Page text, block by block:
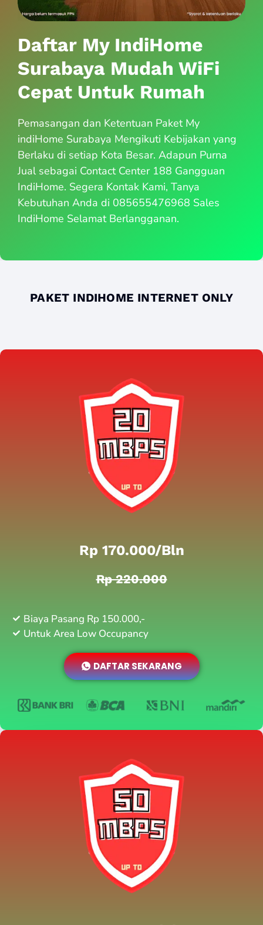
Daftar My IndiHome
Surabaya Mudah WiFi
Cepat Untuk Rumah
Pemasangan dan Ketentuan Paket My
indiHome Surabaya Mengikuti Kebijakan yang
Berlaku di setiap Kota Besar. Adapun Purna
Jual sebagai Contact Center 188 Gangguan
IndiHome. Segera Kontak Kami, Tanya
Kebutuhan Anda di 085655476968 Sales
IndiHome Selamat Berlangganan.
PAKET INDIHOME INTERNET ONLY
Rp 170.000/bln
Rp 220.000
Biaya Pasang Rp 150.000,-
Untuk Area Low Occupancy
DAFTAR SEKARANG